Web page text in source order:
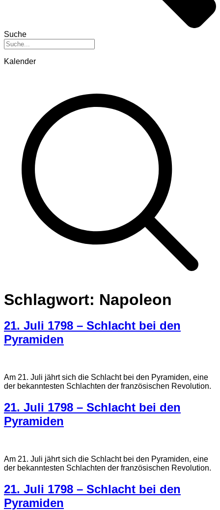
Suche
Kalender
Schlagwort: Napoleon
21. Juli 1798 – Schlacht bei den
Pyramiden
Am 21. Juli jährt sich die Schlacht bei den Pyramiden, eine
der bekanntesten Schlachten der französischen Revolution.
21. Juli 1798 – Schlacht bei den
Pyramiden
Am 21. Juli jährt sich die Schlacht bei den Pyramiden, eine
der bekanntesten Schlachten der französischen Revolution.
21. Juli 1798 – Schlacht bei den
Pyramiden